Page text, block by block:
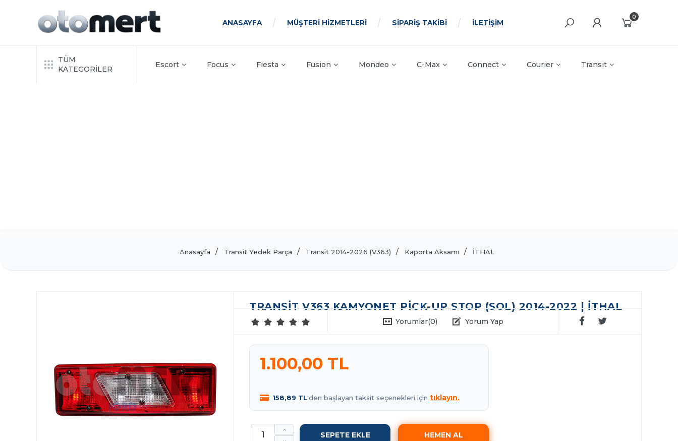
ANASAYFA MÜŞTERİ HİZMETLERİ SİPARİŞ TAKİBİ İLETİŞİM
0
TÜM
KATEGORİLER
Escort Focus Fiesta Fusion Mondeo C-Max Connect Courier Transit
Anasayfa Transit Yedek Parça Transit 2014-2026 (V363) Kaporta Aksamı İTHAL
TRANSIT V363 KAMYONET PICK-UP STOP (SOL) 2014-2022 | İTHAL
Yorumlar(0) Yorum Yap
1.100,00 TL
158,89 TL'den başlayan taksit seçenekleri için tıklayın.